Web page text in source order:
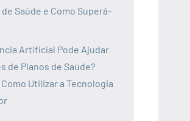
Saúde e Como Superá-
Artificial Pode Ajudar
de Planos de Saúde?
Utilizar a Tecnologia